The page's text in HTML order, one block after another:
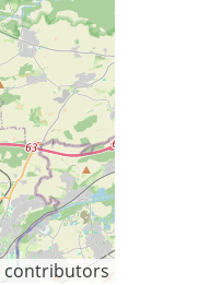
contributors